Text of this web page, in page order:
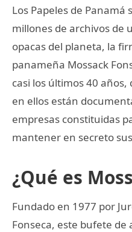
Los Papeles de Panamá
millones de archivos de
opacas del planeta, la
panameña Mossack
casi los últimos 40
en ellos están
empresas constituidas
mantener en secreto
¿Qué es
Fundado en 1977 por
Fonseca, este bufete de